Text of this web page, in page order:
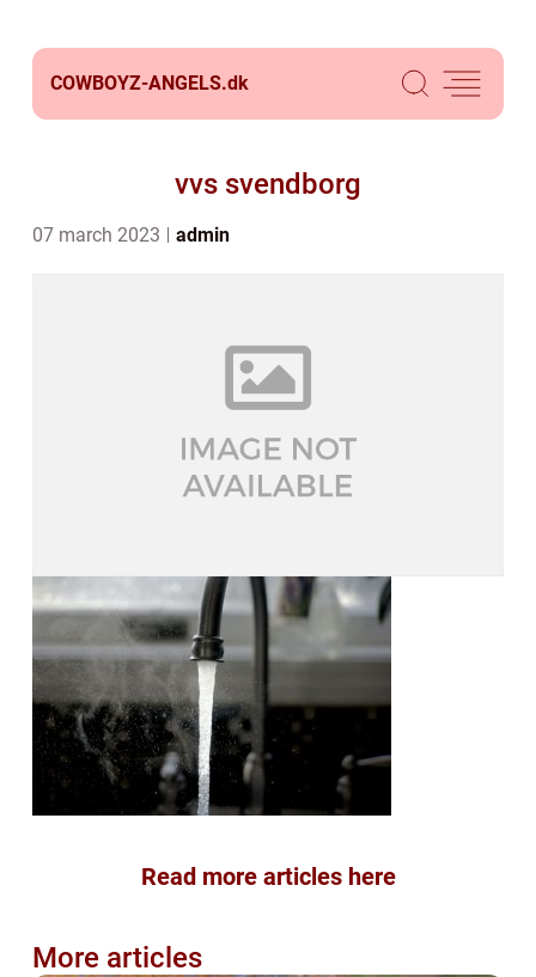
COWBOYZ-ANGELS.dk
vvs svendborg
07 march 2023 admin
Read more articles here
More articles